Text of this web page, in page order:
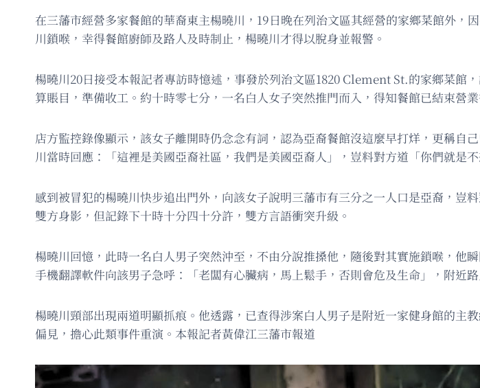
在三藩市經營多家餐館的華裔東主楊曉川，19日晚在列治文區其經營的家鄉菜館外
川鎖喉，幸得餐館廚師及路人及時制止，楊曉川才得以脫身並報警。
楊曉川20日接受本報記者專訪時憶述，事發於列治文區1820 Clement St.的家鄉菜館
算賬目，準備收工。約十時零七分，一名白人女子突然推門而入，得知餐館已結束營
店方監控錄像顯示，該女子離開時仍念念有詞，認為亞裔餐館沒這麼早打烊，更稱自
川當時回應：「這裡是美國亞裔社區，我們是美國亞裔人」，豈料對方道「你們就是
感到被冒犯的楊曉川快步追出門外，向該女子說明三藩市有三分之一人口是亞裔，豈
雙方身影，但記錄下十時十分四十分許，雙方言語衝突升級。
楊曉川回憶，此時一名白人男子突然沖至，不由分說推搡他，隨後對其實施鎖喉，他
手機翻譯軟件向該男子急呼：「老闆有心臟病，馬上鬆手，否則會危及生命」，附近
楊曉川頸部出現兩道明顯抓痕。他透露，已查得涉案白人男子是附近一家健身館的主
偏見，擔心此類事件重演。本報記者黃偉江三藩市報道